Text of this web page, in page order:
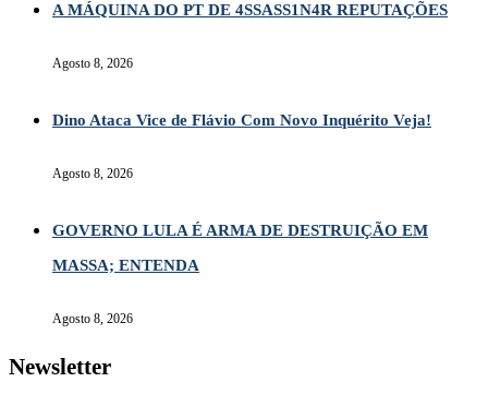
A MÁQUINA DO PT DE 4SSASS1N4R REPUTAÇÕES
Agosto 8, 2026
Dino Ataca Vice de Flávio Com Novo Inquérito Veja!
Agosto 8, 2026
GOVERNO LULA É ARMA DE DESTRUIÇÃO EM
MASSA; ENTENDA
Agosto 8, 2026
Newsletter